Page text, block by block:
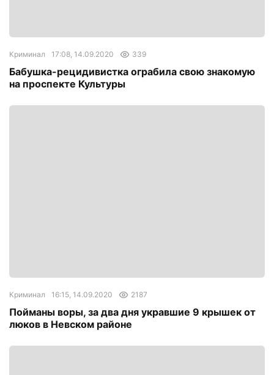
Криминал 17:08, 14.09.2020 339
Бабушка-рецидивистка ограбила свою знакомую
на проспекте Культуры
Криминал 16:15, 14.09.2020 2187
Пойманы воры, за два дня укравшие 9 крышек от
люков в Невском районе